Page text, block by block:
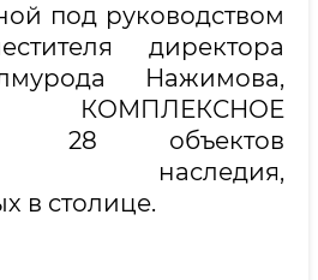
под руководством
директора
Нажимова,
КОМПЛЕКСНОЕ
28 объектов
наследия,
в столице.